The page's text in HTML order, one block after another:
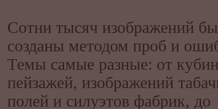
Сотни тысяч изображений
созданы методом проб и
Темы самые разные: от
пейзажей, изображений
полей и силуэтов фабрик, до